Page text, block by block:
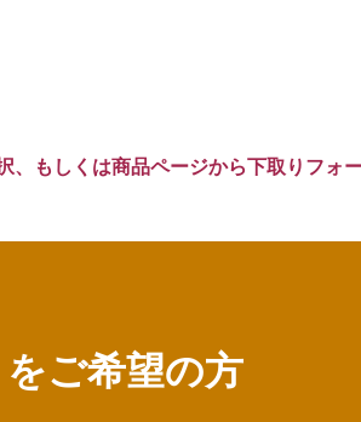
、もしくは商品ページから下取りフォ
ご希望の方